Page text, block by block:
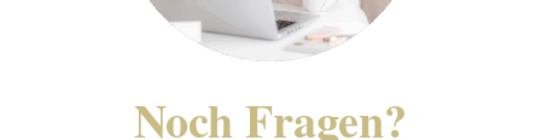
Noch Fragen?